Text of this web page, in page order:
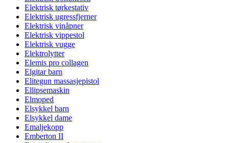
Elektrisk tørkestativ
Elektrisk ugressfjerner
Elektrisk vinåpner
Elektrisk vippestol
Elektrisk vugge
Elektrolytter
Elemis pro collagen
Elgitar barn
Elitegun massasjepistol
Ellipsemaskin
Elmoped
Elsykkel barn
Elsykkel dame
Emaljekopp
Emberton II